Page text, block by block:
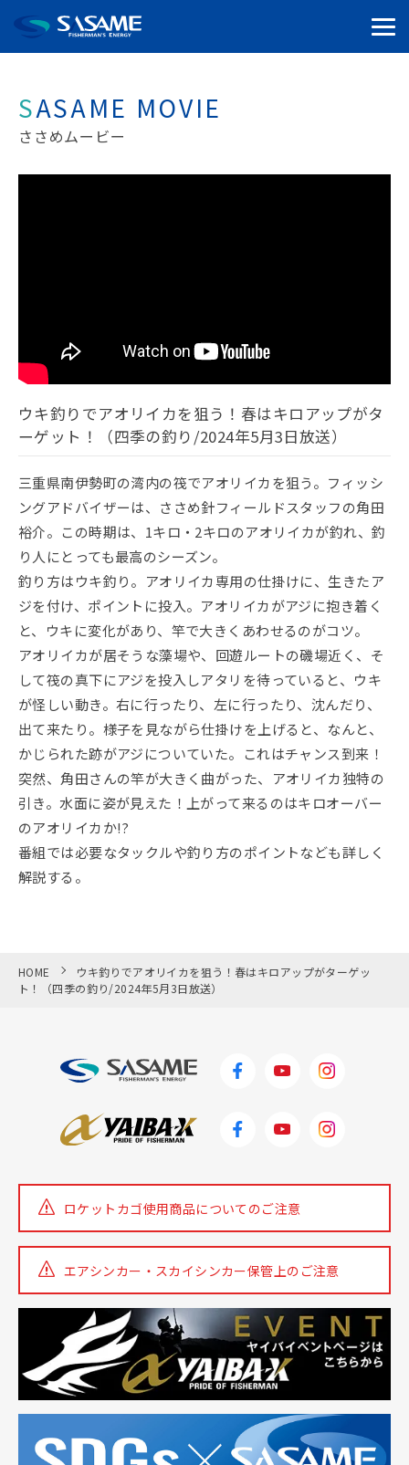
SASAME MOVIE
ささめムービー
ウキ釣りでアオリイカを狙う！春はキロアップがタ
ーゲット！（四季の釣り/2024年5月3日放送）
三重県南伊勢町の湾内の筏でアオリイカを狙う。フィッシ
ングアドバイザーは、ささめ針フィールドスタッフの角田
裕介。この時期は、1キロ・2キロのアオリイカが釣れ、釣
り人にとっても最高のシーズン。
釣り方はウキ釣り。アオリイカ専用の仕掛けに、生きたア
ジを付け、ポイントに投入。アオリイカがアジに抱き着く
と、ウキに変化があり、竿で大きくあわせるのがコツ。
アオリイカが居そうな藻場や、回遊ルートの磯場近く、そ
して筏の真下にアジを投入しアタリを待っていると、ウキ
が怪しい動き。右に行ったり、左に行ったり、沈んだり、
出て来たり。様子を見ながら仕掛けを上げると、なんと、
かじられた跡がアジについていた。これはチャンス到来！
突然、角田さんの竿が大きく曲がった、アオリイカ独特の
引き。水面に姿が見えた！上がって来るのはキロオーバー
のアオリイカか!?
番組では必要なタックルや釣り方のポイントなども詳しく
解説する。
HOME
ウキ釣りでアオリイカを狙う！春はキロアップがターゲッ
ト！（四季の釣り/2024年5月3日放送）
ロケットカゴ使用商品についてのご注意
エアシンカー・スカイシンカー保管上のご注意